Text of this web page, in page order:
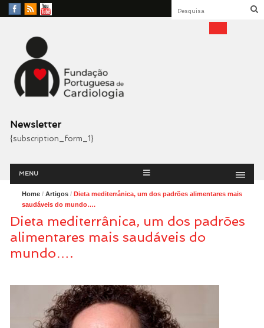
Facebook
RSS
YouTube
Fundação Portuguesa
Cardiologia
Newsletter
{subscription_form_1}
Menu
MENU
Home/ Artigos/ Dieta mediterrânica, um dos padrões alimentares mais
saudáveis do mundo….
Dieta mediterrânica, um dos padrões
alimentares mais saudáveis do
mundo….